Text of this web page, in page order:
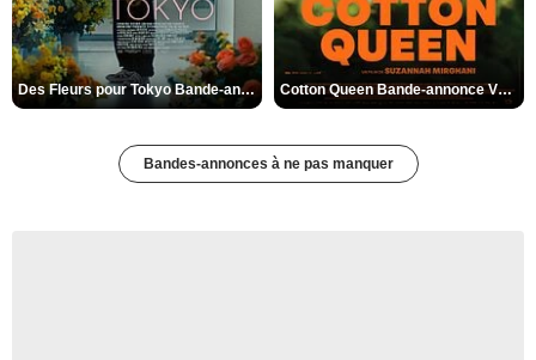
Des Fleurs pour Tokyo Bande-annonce VO STFR Cotton Queen Bande-annonce VO STFR
Bandes-annonces à ne pas manquer